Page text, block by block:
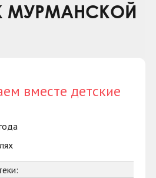
МУРМАНСКОЙ
вместе детские